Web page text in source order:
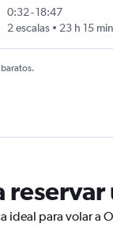
0:32-18:47
2 escalas
23 h 15 min
baratos.
ideal para volar